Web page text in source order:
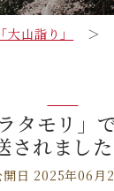
大山詣り」
タモリ」
されました
開日 2025年06月